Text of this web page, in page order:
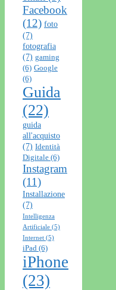
Facebook
(12) foto
(7)
fotografia
(7) gaming
(6) Google
(6)
Guida
(22)
guida
all'acquisto
(7) Identità
Digitale (6)
Instagram
(11)
Installazione
(7)
Intelligenza
Artificiale (5)
Internet (5)
iPad (6)
iPhone
(23)